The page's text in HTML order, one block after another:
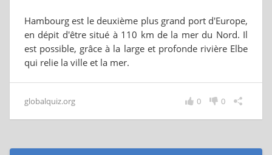
Hambourg est le deuxième plus grand port d'Europe,
en dépit d'être situé à 110 km de la mer du Nord. Il
est possible, grâce à la large et profonde rivière Elbe
qui relie la ville et la mer.
globalquiz.org 0
0